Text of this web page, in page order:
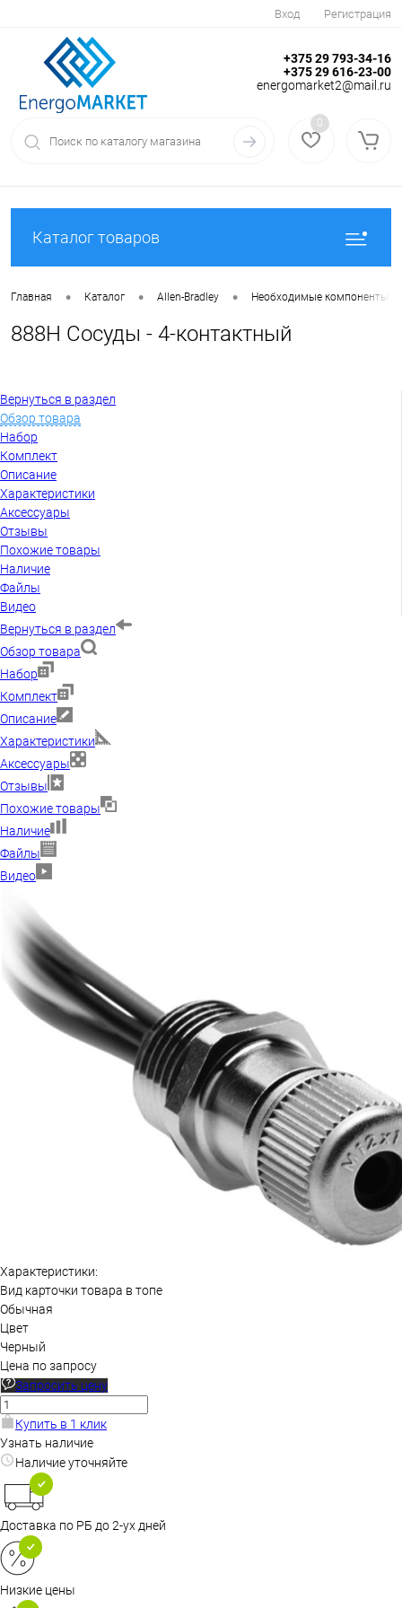
Вход Регистрация
+375 29 793-34-16
+375 29 616-23-00
energomarket2@mail.ru
0
Каталог товаров
Главная • Каталог • Allen-Bradley • Необходимые компоненты
888H Сосуды - 4-контактный
Вернуться в раздел
Обзор товара
Набор
Комплект
Описание
Характеристики
Аксессуары
Отзывы
Похожие товары
Наличие
Файлы
Видео
Вернуться в раздел
Обзор товара
Набор
Комплект
Описание
Характеристики
Аксессуары
Отзывы
Похожие товары
Наличие
Файлы
Видео
Характеристики:
Вид карточки товара в топе
Обычная
Цвет
Черный
Цена по запросу
Запросить цену
Купить в 1 клик
Узнать наличие
Наличие уточняйте
Доставка по РБ до 2-ух дней
Низкие цены